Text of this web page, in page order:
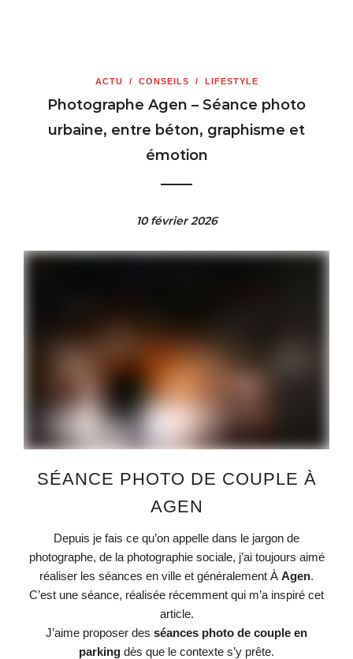
ACTU / CONSEILS / LIFESTYLE
Photographe Agen – Séance photo
urbaine, entre béton, graphisme et
émotion
10 février 2026
SÉANCE PHOTO DE COUPLE À
AGEN
Depuis je fais ce qu’on appelle dans le jargon de
photographe, de la photographie sociale, j’ai toujours aimé
réaliser les séances en ville et généralement À Agen.
C’est une séance, réalisée récemment qui m’a inspiré cet
article.
J’aime proposer des séances photo de couple en
parking dès que le contexte s’y prête.